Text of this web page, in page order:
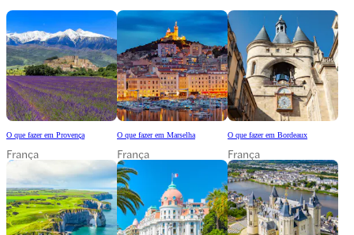
O que fazer em Provença
França
O que fazer em Marselha
França
O que fazer em Bordeaux
França